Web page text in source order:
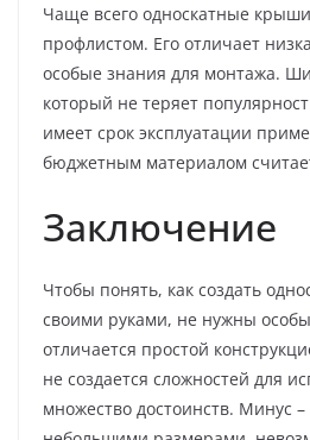
Чаще всего односкатные
профлистом. Его отличает
особые знания для монтажа.
который не теряет
имеет срок эксплуатации
бюджетным материалом
Заключение
Чтобы понять, как создать
своими руками, не нужны
отличается простой
не создается сложностей для
множество достоинств. Минус –